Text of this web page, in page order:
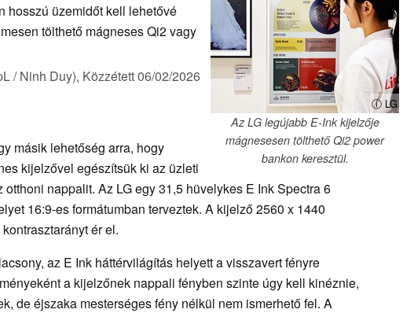
ⓘ LG
Az LG legújabb E-Ink kijelzője
mágnesesen tölthető Qi2 power
bankon keresztül.
hosszú üzemidőt kell lehetővé
tölthető mágneses Qi2 vagy
/ Ninh Duy), Közzétett06/02/2026
másik lehetőség arra, hogy
kijelzővel egészítsük ki az üzleti
nappalit. Az LG egy 31,5 hüvelykes E Ink Spectra 6
16:9-es formátumban terveztek. A kijelző 2560 x 1440
ér el.
az E Ink háttérvilágítás helyett a visszavert fényre
a kijelzőnek nappali fényben szinte úgy kell kinéznie,
de éjszaka mesterséges fény nélkül nem ismerhető fel. A